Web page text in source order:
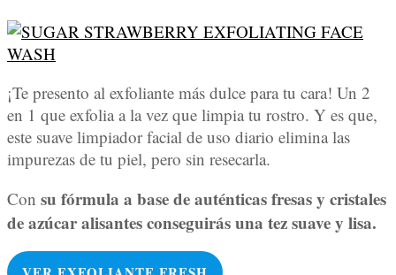
¡Te presento al exfoliante más dulce para tu cara! Un 2
en 1 que exfolia a la vez que limpia tu rostro. Y es que,
este suave limpiador facial de uso diario elimina las
impurezas de tu piel, pero sin resecarla.
Con su fórmula a base de auténticas fresas y cristales
de azúcar alisantes conseguirás una tez suave y lisa.